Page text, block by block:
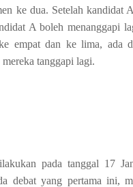
ke dua. Setelah
A boleh menanggapi
empat dan ke lima, ada
tanggapi lagi.
pada tanggal 17
debat yang pertama